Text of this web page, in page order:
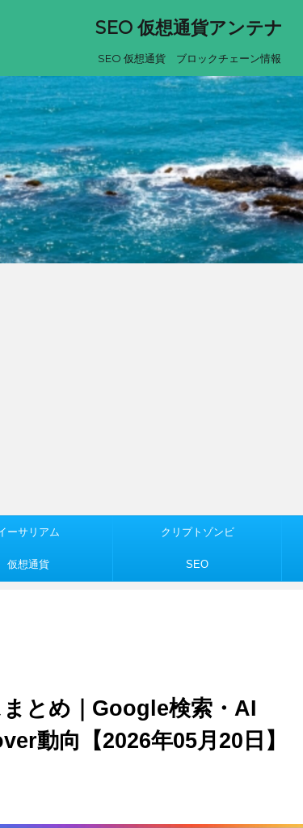
SEO 仮想通貨アンテナ
SEO 仮想通貨 ブロックチェーン情報
ーサリアム クリプトゾンビ
仮想通貨 SEO
とめ｜Google検索・AI
動向【2026年05月20日】